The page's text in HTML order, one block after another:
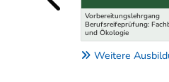
Vorbereitungslehrgang
Berufsreifeprüfung:
und Ökologie
Weitere